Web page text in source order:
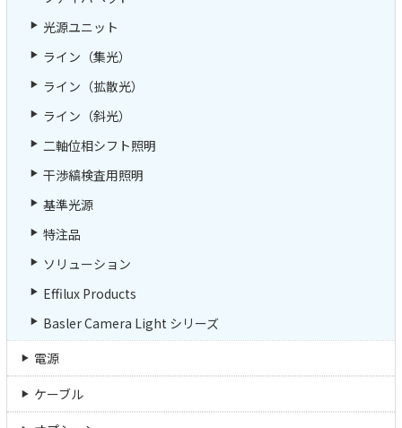
光源ユニット
ライン（集光）
ライン（拡散光）
ライン（斜光）
二軸位相シフト照明
干渉縞検査用照明
基準光源
特注品
ソリューション
Effilux Products
Basler Camera Light シリーズ
電源
ケーブル